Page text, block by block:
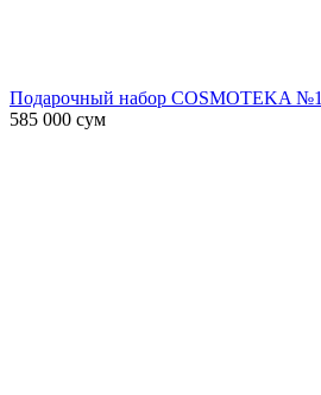
Подарочный набор COSMOTEKA №1
585 000 сум